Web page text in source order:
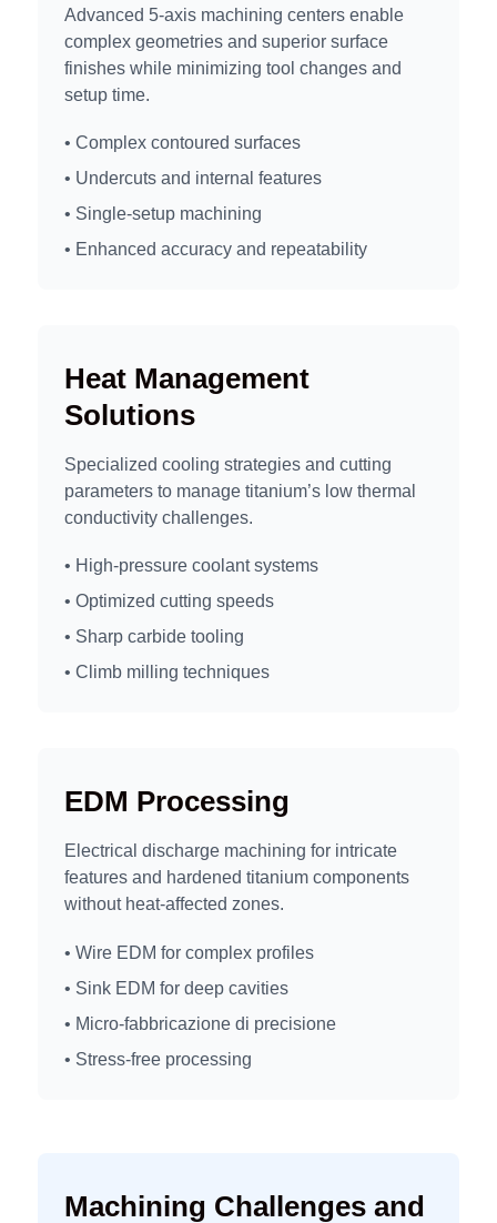
Advanced 5-axis machining centers enable
complex geometries and superior surface
finishes while minimizing tool changes and
setup time.
• Complex contoured surfaces
• Undercuts and internal features
• Single-setup machining
• Enhanced accuracy and repeatability
Heat Management
Solutions
Specialized cooling strategies and cutting
parameters to manage titanium’s low thermal
conductivity challenges.
• High-pressure coolant systems
• Optimized cutting speeds
• Sharp carbide tooling
• Climb milling techniques
EDM Processing
Electrical discharge machining for intricate
features and hardened titanium components
without heat-affected zones.
• Wire EDM for complex profiles
• Sink EDM for deep cavities
• Micro-fabbricazione di precisione
• Stress-free processing
Machining Challenges and